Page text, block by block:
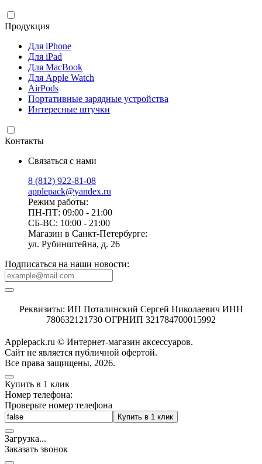
Продукция
Для iPhone
Для iPad
Для MacBook
Для Apple Watch
AirPods
Портативные зарядные устройства
Интересные штучки
Контакты
Связаться с нами
8 (812) 922-81-08
applepack@yandex.ru
Режим работы:
ПН-ПТ: 09:00 - 21:00
СБ-ВС: 10:00 - 21:00
Магазин в Санкт-Петербурге:
ул. Рубинштейна, д. 26
Подписаться на наши новости:
Реквизиты: ИП Поталинский Сергей Николаевич ИНН
780632121730 ОГРНИП 321784700015992
Applepack.ru © Интернет-магазин аксессуаров.
Cайт не является публичной офертой.
Все права защищены, 2026.
Купить в 1 клик
Номер телефона:
Проверьте номер телефона
Купить в 1 клик
Загрузка...
Заказать звонок